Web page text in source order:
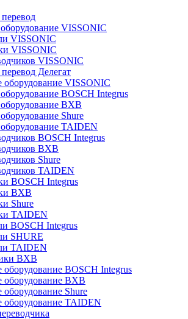
VISSONIC
VISSONIC
VISSONIC
VISSONIC
Делегат
оборудование VISSONIC
BOSCH Integrus
BXB
Shure
TAIDEN
BOSCH Integrus
BXB
Shure
TAIDEN
BOSCH Integrus
BXB
Shure
TAIDEN
BOSCH Integrus
SHURE
TAIDEN
BXB
оборудование BOSCH Integrus
оборудование BXB
оборудование Shure
оборудование TAIDEN